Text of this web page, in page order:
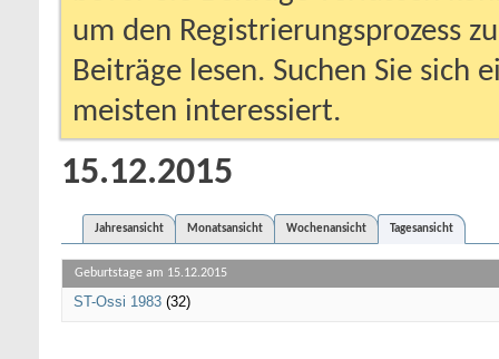
um den Registrierungsprozess
Beiträge lesen. Suchen Sie sich
meisten interessiert.
15.12.2015
Jahresansicht Monatsansicht Wochenansicht Tagesansicht
Geburtstage am 15.12.2015
ST-Ossi 1983 (32)